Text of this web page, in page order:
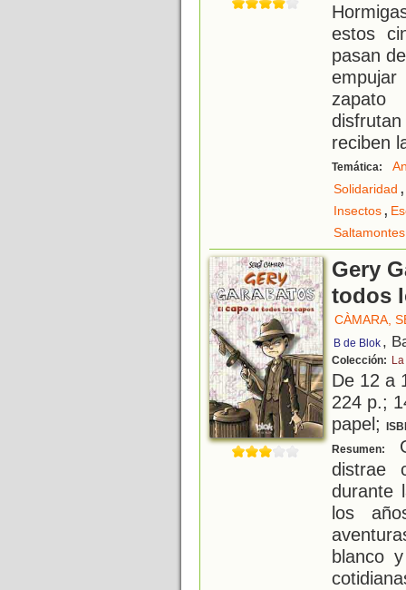
estos
pasan
empujar
zapato
reciben
Temática:
Solidaridad ,
Insectos,
Saltamontes
Gery
todos
CÀMARA,
B de Blok ,
Colección:
De 12 a
224 p.;
papel;
Resumen:
distrae
durante
los
blanco